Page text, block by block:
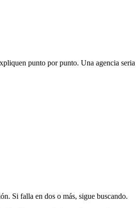
punto por punto. Una agencia
Si falla en dos o más, sigue buscando.